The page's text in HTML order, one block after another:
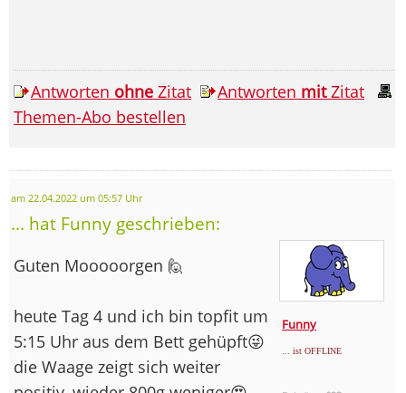
Antworten ohne Zitat Antworten mitZitat
Themen-Abo bestellen
am 22.04.2022 um 05:57 Uhr
... hat Funny geschrieben:
Funny
... ist OFFLINE
Guten Mooooorgen 🙋
heute Tag 4 und ich bin topfit um
5:15 Uhr aus dem Bett gehüpft😜
die Waage zeigt sich weiter